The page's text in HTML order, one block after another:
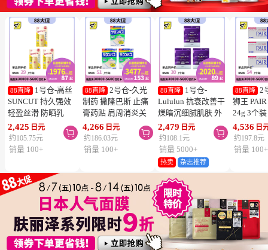
88直降
1号仓-高丝
SUNCUT 持久强效
轻盈丝滑 防晒乳
SPF50+ PA++++
50ml 3个装 阻隔紫
外线 持久耐水 户外
2,425 日元
约105.75元

销量 100+
88直降
2号仓-久光
制药 撒隆巴斯 止痛
膏药贴 肩周消炎关
节颈椎疼 4.6×7.2cm
120贴 3个装【第3类
医药品】
4,266 日元
约186.03元

销量 100+
88直降
1号仓-
Lululun 抗衰改善干
燥暗沉细腻肌肤 外
泌体精华液保湿面膜
7片 3个装 Exosome
增加肌肤弹力透明感
2,479 日元
约108.1元

销量 5000+
热卖 杂志推荐
88直降
2
狮王
24g 3个
疮 去痘
舒缓炎症
类医药品
4,536 日
约197.8元
销量 100+